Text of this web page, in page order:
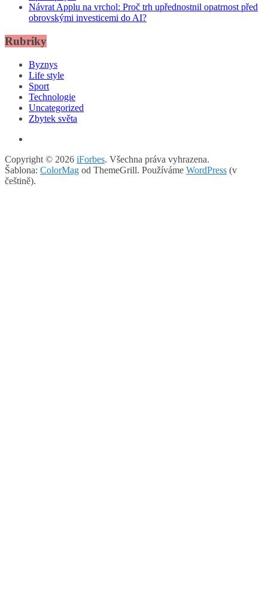
Návrat Applu na vrchol: Proč trh upřednostnil opatrnost před
obrovskými investicemi do AI?
Rubriky
Byznys
Life style
Sport
Technologie
Uncategorized
Zbytek světa
Copyright © 2026 iForbes. Všechna práva vyhrazena.
Šablona: ColorMag od ThemeGrill. Používáme WordPress (v
češtině).